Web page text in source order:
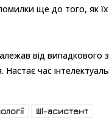
ще до того, як
від випадкового
Настає час
ШІ-асистент